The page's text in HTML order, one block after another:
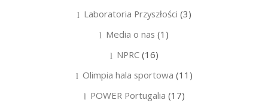
Laboratoria Przyszłości (3)
Media o nas (1)
NPRC(16)
Olimpia hala sportowa (11)
POWER Portugalia (17)